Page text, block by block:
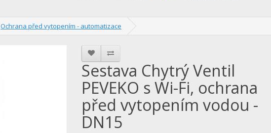
Ochrana před vytopením - automatizace
Sestava Chytrý Ventil
PEVEKO s Wi-Fi, ochrana
před vytopením vodou -
DN15